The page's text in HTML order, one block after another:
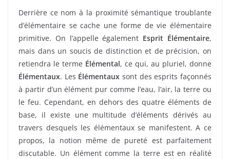
Derrière ce nom à la proximité sémantique troublante
d’élémentaire se cache une forme de vie élémentaire
primitive. On l’appelle également Esprit Élémentaire,
mais dans un soucis de distinction et de précision, on
retiendra le terme Élémental, ce qui, au pluriel, donne
Élémentaux. Les Élémentaux sont des esprits façonnés
à partir d’un élément pur comme l’eau, l’air, la terre ou
le feu. Cependant, en dehors des quatre éléments de
base, il existe une multitude d’éléments dérivés au
travers desquels les élémentaux se manifestent. A ce
propos, la notion même de pureté est parfaitement
discutable. Un élément comme la terre est en réalité